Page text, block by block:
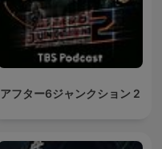
アフター6ジャンクション 2